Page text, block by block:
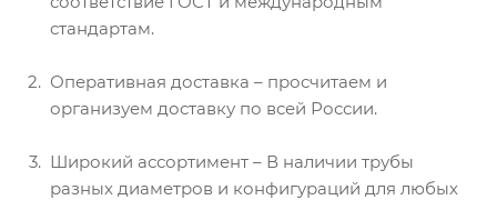
стандартам.
Оперативная доставка – просчитаем и
организуем доставку по всей России.
Широкий ассортимент – В наличии трубы
разных диаметров и конфигураций для любых